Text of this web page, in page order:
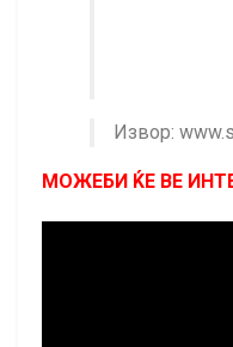
Извор:
МОЖЕБИ ЌЕ ВЕ